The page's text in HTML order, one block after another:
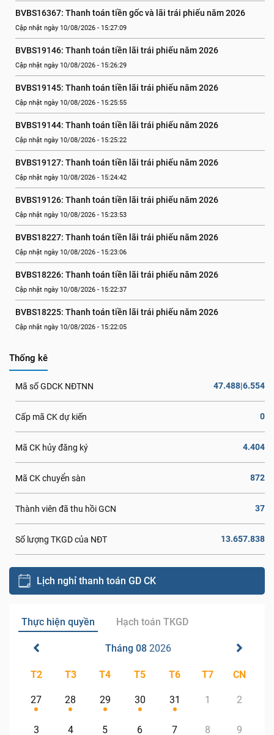
BVBS16367: Thanh toán tiền gốc và lãi trái phiếu năm 2026
Cập nhật ngày 10/08/2026 - 15:27:09
BVBS19146: Thanh toán tiền lãi trái phiếu năm 2026
Cập nhật ngày 10/08/2026 - 15:26:29
BVBS19145: Thanh toán tiền lãi trái phiếu năm 2026
Cập nhật ngày 10/08/2026 - 15:25:55
BVBS19144: Thanh toán tiền lãi trái phiếu năm 2026
Cập nhật ngày 10/08/2026 - 15:25:22
BVBS19127: Thanh toán tiền lãi trái phiếu năm 2026
Cập nhật ngày 10/08/2026 - 15:24:42
BVBS19126: Thanh toán tiền lãi trái phiếu năm 2026
Cập nhật ngày 10/08/2026 - 15:23:53
BVBS18227: Thanh toán tiền lãi trái phiếu năm 2026
Cập nhật ngày 10/08/2026 - 15:23:06
BVBS18226: Thanh toán tiền lãi trái phiếu năm 2026
Cập nhật ngày 10/08/2026 - 15:22:37
BVBS18225: Thanh toán tiền lãi trái phiếu năm 2026
Cập nhật ngày 10/08/2026 - 15:22:05
Thống kê
Mã số GDCK NĐTNN 47.488|6.554
Cấp mã CK dự kiến 0
Mã CK hủy đăng ký 4.404
Mã CK chuyển sàn 872
Thành viên đã thu hồi GCN 37
Số lượng TKGD của NĐT 13.657.838
Lịch nghỉ thanh toán GD CK
Thực hiện quyền Hạch toán TKGD
Tháng 08 2026
T2 T3 T4 T5 T6 T7 CN
27 28 29 30 31 1 2
3 4 5 6 7 8 9